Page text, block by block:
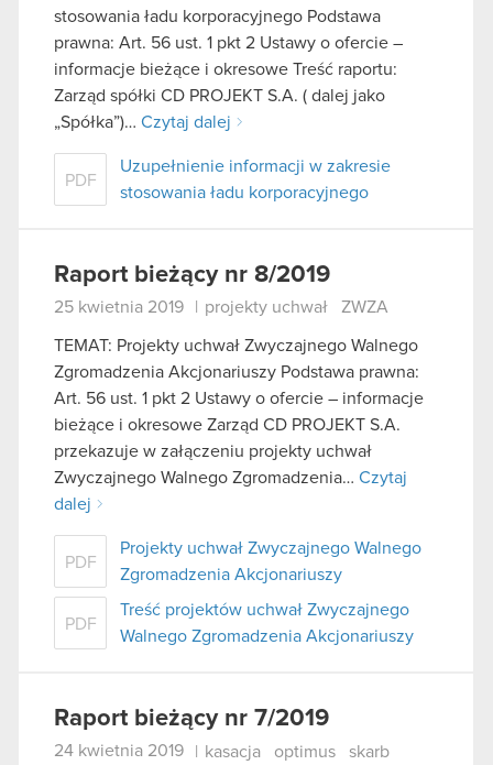
stosowania ładu korporacyjnego Podstawa
prawna: Art. 56 ust. 1 pkt 2 Ustawy o ofercie –
informacje bieżące i okresowe Treść raportu:
Zarząd spółki CD PROJEKT S.A. ( dalej jako
„Spółka”)… Czytaj dalej
PDF
Uzupełnienie informacji w zakresie
stosowania ładu korporacyjnego
Raport bieżący nr 8/2019
25 kwietnia 2019 projekty uchwał ZWZA
TEMAT: Projekty uchwał Zwyczajnego Walnego
Zgromadzenia Akcjonariuszy Podstawa prawna:
Art. 56 ust. 1 pkt 2 Ustawy o ofercie – informacje
bieżące i okresowe Zarząd CD PROJEKT S.A.
przekazuje w załączeniu projekty uchwał
Zwyczajnego Walnego Zgromadzenia… Czytaj
dalej
PDF
Projekty uchwał Zwyczajnego Walnego
Zgromadzenia Akcjonariuszy
PDF
Treść projektów uchwał Zwyczajnego
Walnego Zgromadzenia Akcjonariuszy
Raport bieżący nr 7/2019
24 kwietnia 2019 kasacja optimus skarb